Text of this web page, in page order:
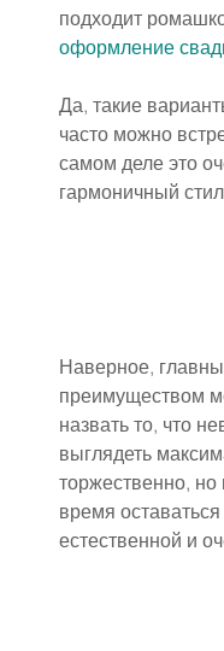
подходит
оформление
Да, такие
часто можно
самом деле это
гармоничный
Наверное,
преимуществом
назвать то, что
выглядеть
торжественно, но
время оставаться
естественной и